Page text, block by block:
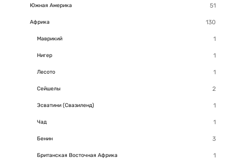
Южная Америка
Африка
Маврикий
Нигер
Лесото
Сейшелы
Эсватини (Свазиленд)
Чад
Бенин
Британская Восточная Африка